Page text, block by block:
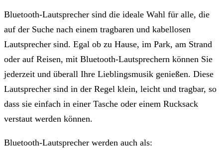
Bluetooth-Lautsprecher sind die ideale Wahl für alle, die
auf der Suche nach einem tragbaren und kabellosen
Lautsprecher sind. Egal ob zu Hause, im Park, am Strand
oder auf Reisen, mit Bluetooth-Lautsprechern können Sie
jederzeit und überall Ihre Lieblingsmusik genießen. Diese
Lautsprecher sind in der Regel klein, leicht und tragbar, so
dass sie einfach in einer Tasche oder einem Rucksack
verstaut werden können.
Bluetooth-Lautsprecher werden auch als: